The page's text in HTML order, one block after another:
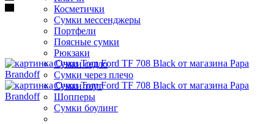
Косметички
Сумки мессенджеры
Портфели
Поясные сумки
Рюкзаки
Сумки седло
Сумки через плечо
Сумки тоут
Шопперы
Сумки боулинг